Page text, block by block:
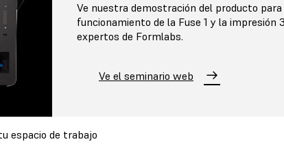
Ve nuestra demostración del producto
funcionamiento de la Fuse 1 y la impresión
expertos de Formlabs.
Ve el seminario web
espacio de trabajo